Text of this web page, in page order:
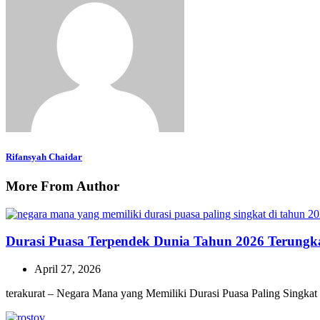
Rifansyah Chaidar
More From Author
Durasi Puasa Terpendek Dunia Tahun 2026
April 27, 2026
terakurat – Negara Mana yang Memiliki Durasi Puasa Paling